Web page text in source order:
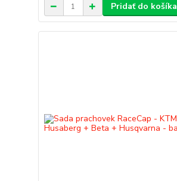
Pridať do košíka